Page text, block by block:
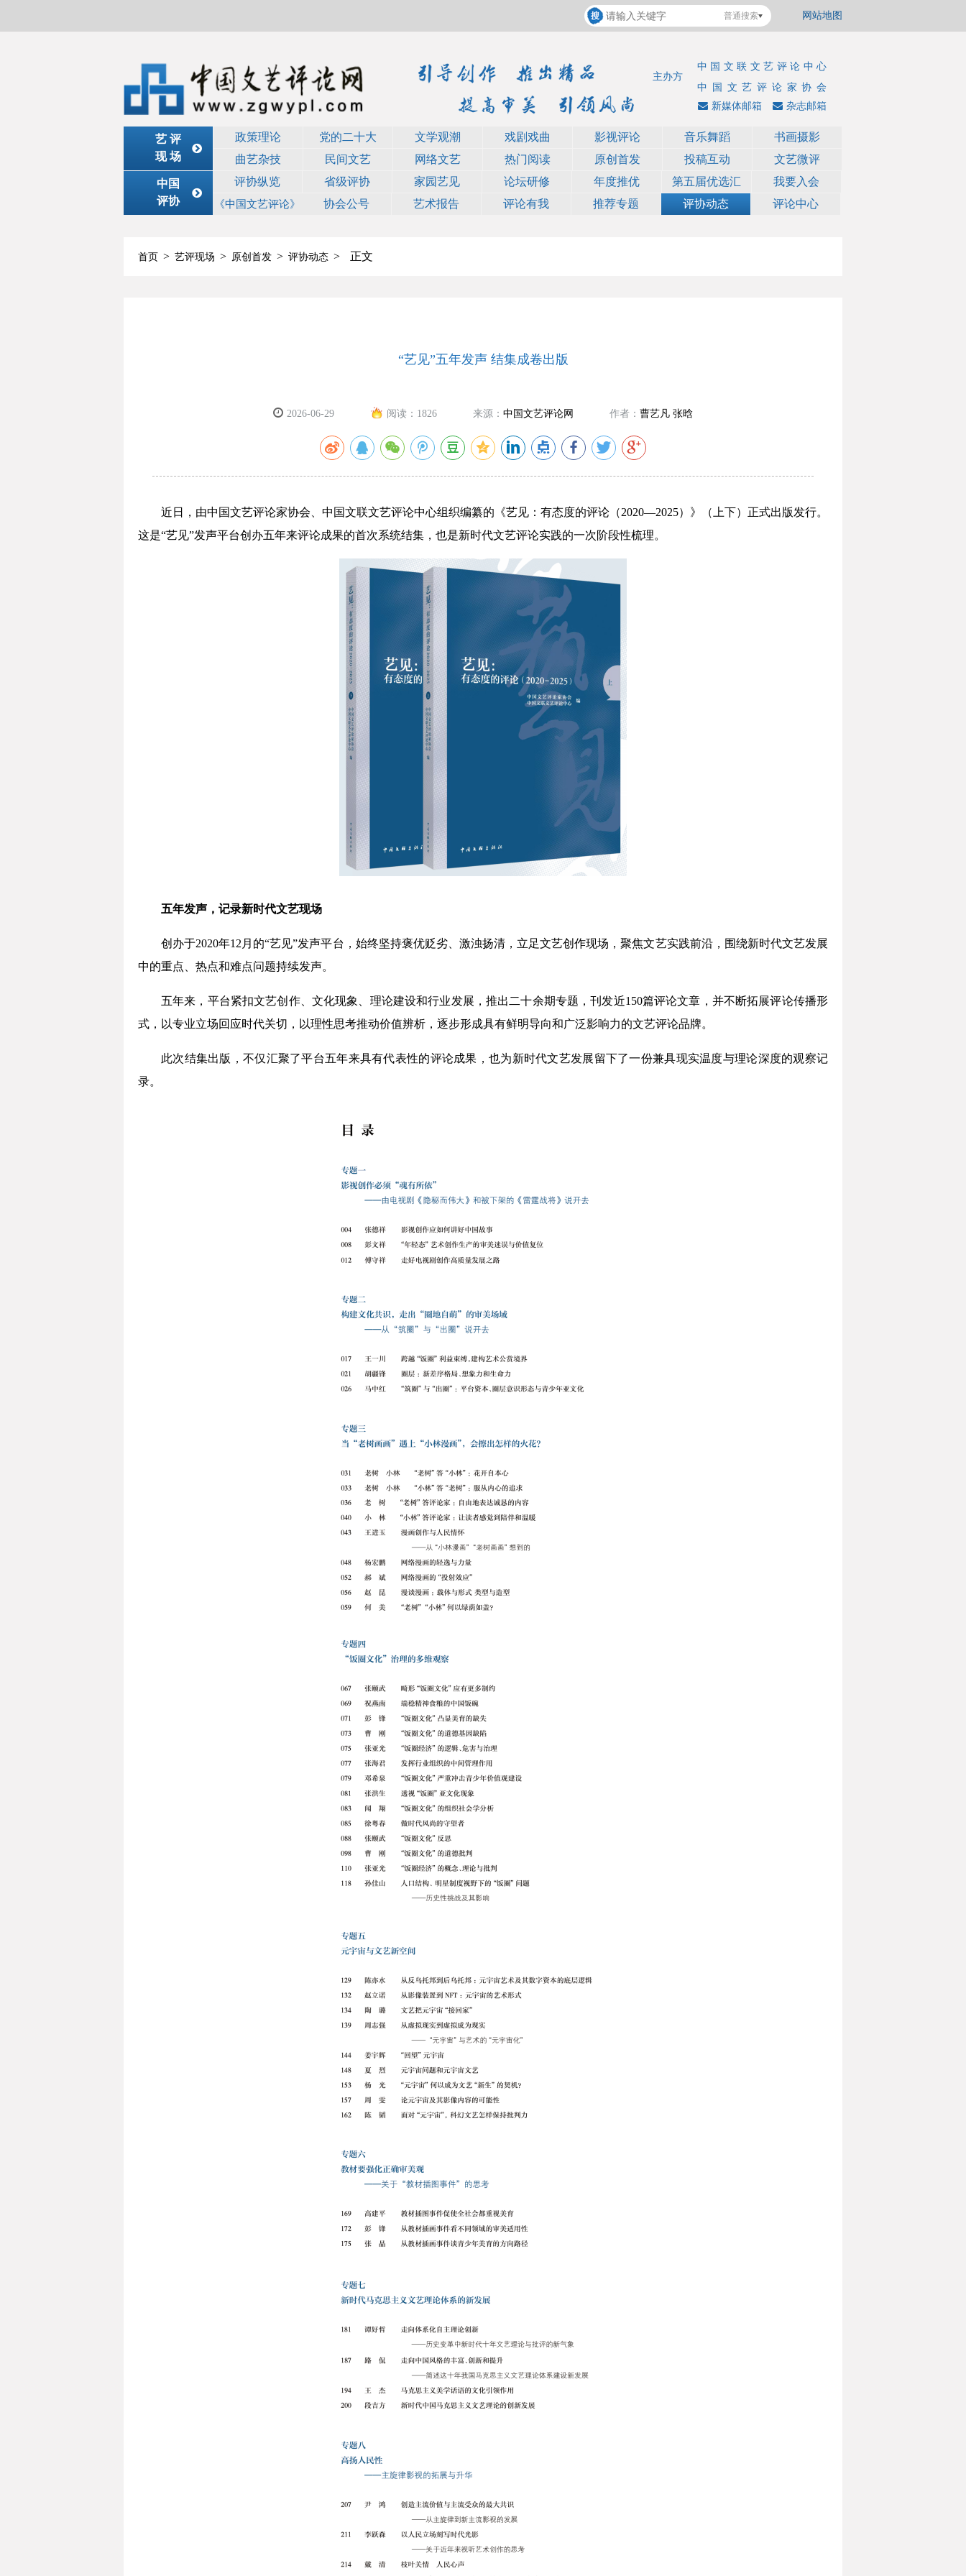
网站地图
普通搜索
中国文联文艺评论中心
中国文艺评论家协会
主办方
杂志邮箱
新媒体邮箱
艺 评
现 场
政策理论 党的二十大 文学观潮 戏剧戏曲 影视评论 音乐舞蹈
书画摄影
曲艺杂技
民间文艺 网络文艺 热门阅读 原创首发 投稿互动
文艺微评
中国
评协
评协纵览 省级评协 家园艺见 论坛研修 年度推优 第五届优选汇 我要入会
《中国文艺评论》 协会公号 艺术报告 评论有我 推荐专题 评协动态 评论中心
首页 > 艺评现场 > 原创首发 > 评协动态 > 正文
“艺见”五年发声 结集成卷出版
2026-06-29 阅读： 1826 来源： 中国文艺评论网 作者： 曹艺凡 张晗
近日，由中国文艺评论家协会、中国文联文艺评论中心组织编纂的《艺见：有态度的评论（2020—2025）》（上下）正式出版发行。
这是“艺见”发声平台创办五年来评论成果的首次系统结集，也是新时代文艺评论实践的一次阶段性梳理。
五年发声，记录新时代文艺现场
创办于2020年12月的“艺见”发声平台，始终坚持褒优贬劣、激浊扬清，立足文艺创作现场，聚焦文艺实践前沿，围绕新时代文艺发展
中的重点、热点和难点问题持续发声。
五年来，平台紧扣文艺创作、文化现象、理论建设和行业发展，推出二十余期专题，刊发近150篇评论文章，并不断拓展评论传播形
式，以专业立场回应时代关切，以理性思考推动价值辨析，逐步形成具有鲜明导向和广泛影响力的文艺评论品牌。
此次结集出版，不仅汇聚了平台五年来具有代表性的评论成果，也为新时代文艺发展留下了一份兼具现实温度与理论深度的观察记
录。